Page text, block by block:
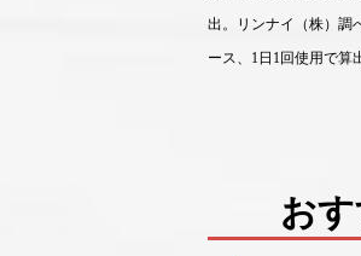
出。リンナイ（株）調
ース、1日1回使用で算
お